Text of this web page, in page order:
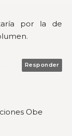
por la de
Responder
Obe